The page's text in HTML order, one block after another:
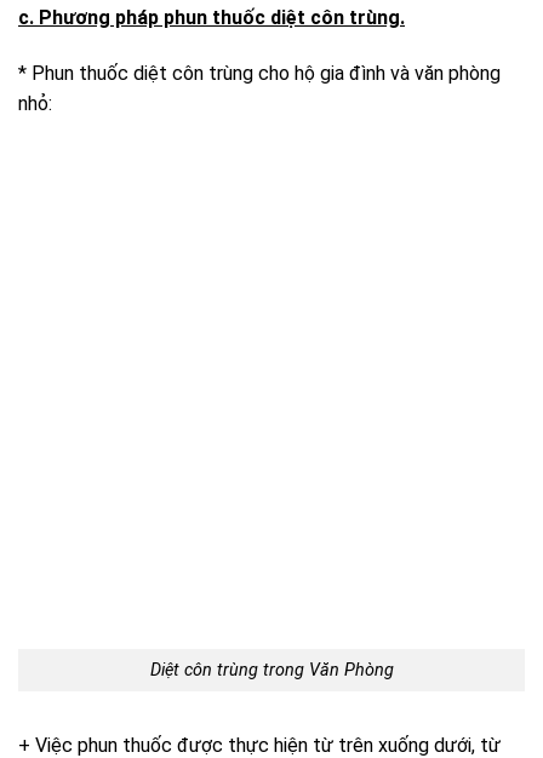
c. Phương pháp phun thuốc diệt côn trùng.
* Phun thuốc diệt côn trùng cho hộ gia đình và văn phòng
nhỏ:
Diệt côn trùng trong Văn Phòng
+ Việc phun thuốc được thực hiện từ trên xuống dưới, từ